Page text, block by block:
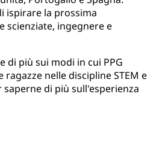
ispirare la prossima
scienziate, ingegnere e
di più sui modi in cui PPG
ragazze nelle discipline STEM e
saperne di più sull'esperienza